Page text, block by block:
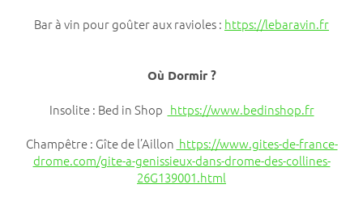
Bar à vin pour goûter aux ravioles : https://lebaravin.fr
Où Dormir ?
Insolite : Bed in Shop https://www.bedinshop.fr
Champêtre : Gîte de l’Aillon https://www.gites-de-france-
drome.com/gite-a-genissieux-dans-drome-des-collines-
26G139001.html